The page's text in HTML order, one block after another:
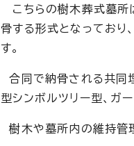
こちらの樹木葬式墓所
骨する形式となっており
す。
合同で納骨される共同
型シンボルツリー型、ガ
樹木や墓所内の維持管